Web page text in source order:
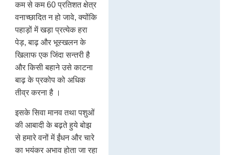
कम से कम 60 प्रतिशत क्षेत्र
वनाच्छादित न हो जावे, क्योंकि
पहाड़ों में खड़ा प्रत्येक हरा
पेड़, बाढ़ और भूस्खलन के
खिलाफ एक जिंदा सन्तरी है
और किसी बहाने उसे काटना
बाढ़ के प्रकोप को अधिक
तीव्र करना है ।
इसके सिवा मानव तथा पशुओं
की आबादी के बढ़ते हुये बोझ
से हमारे वनों में ईंधन और चारे
का भयंकर अभाव होता जा रहा